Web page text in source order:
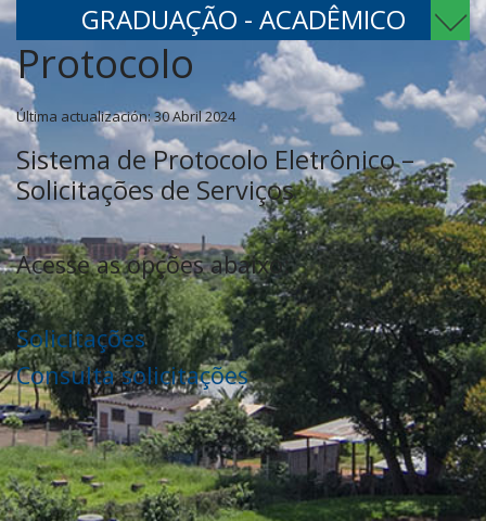
GRADUAÇÃO - ACADÊMICO
Protocolo
Última actualización: 30 Abril 2024
Sistema de Protocolo Eletrônico –
Solicitações de Serviços
Acesse as opções abaixo:
Solicitações
Consulta solicitações